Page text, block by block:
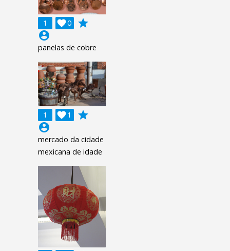
1 0

grade
account_circle
panelas de cobre
1 1

grade
account_circle
mercado da cidade
mexicana de idade